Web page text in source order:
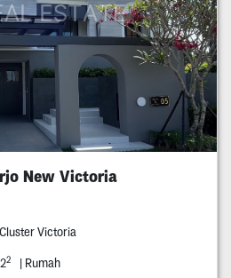
New Victoria
Victoria
2 | Rumah